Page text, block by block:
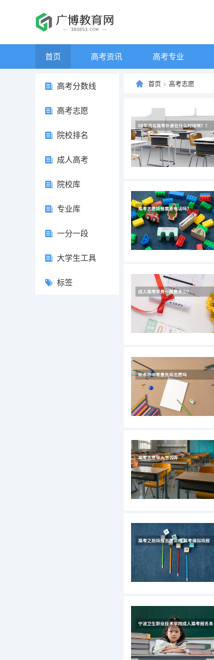
首页 高考资讯 高考专业
高考分数线
高考志愿
院校排名
成人高考
院校库
专业库
一分一段
大学生工具
标签
首页 > 高考志愿